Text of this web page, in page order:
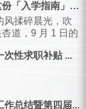
者穿梭的脚步中——
与“几万步奔波...
海棠见！新生小萌新，这份「入学指南」请收...
风揉碎晨光，吹
道，9 月 1 日的
次性求职补贴 ...
作总结暨第四届...